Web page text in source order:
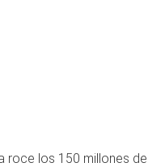
roce los 150 millones de